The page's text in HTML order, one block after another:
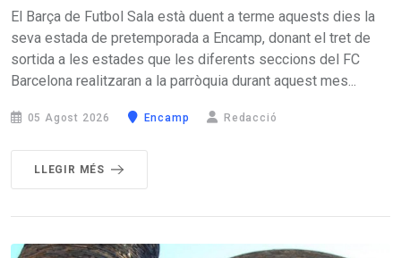
El Barça de Futbol Sala està duent a terme aquests dies la
seva estada de pretemporada a Encamp, donant el tret de
sortida a les estades que les diferents seccions del FC
Barcelona realitzaran a la parròquia durant aquest mes...
05 Agost 2026 Encamp Redacció
LLEGIR MÉS